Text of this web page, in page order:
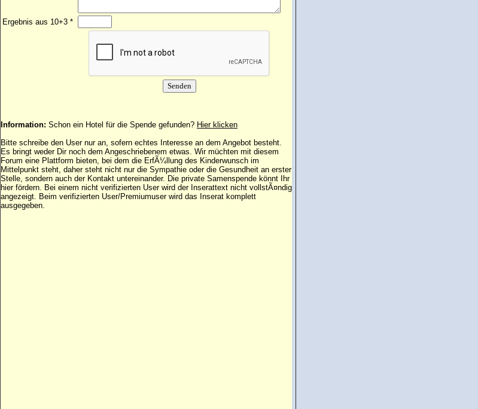
Ergebnis aus 10+3 *
Information: Schon ein Hotel für die Spende gefunden? Hier klicken
Bitte schreibe den User nur an, sofern echtes Interesse an dem Angebot besteht.
Es bringt weder Dir noch dem Angeschriebenem etwas. Wir müchten mit diesem
Forum eine Plattform bieten, bei dem die ErfÃ¼llung des Kinderwunsch im
Mittelpunkt steht, daher steht nicht nur die Sympathie oder die Gesundheit an erster
Stelle, sondern auch der Kontakt untereinander. Die private Samenspende könnt Ihr
hier fördern. Bei einem nicht verifizierten User wird der Inserattext nicht vollstÃ¤ndig
angezeigt. Beim verifizierten User/Premiumuserwird das Inserat komplett
ausgegeben.